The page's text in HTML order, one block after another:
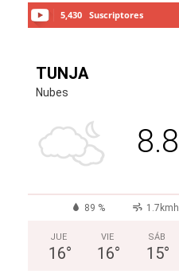
5,430 Suscriptores
TUNJA
Nubes
8.8
89 % 1.7kmh
JUE
16°
VIE
16°
SÁB
15°